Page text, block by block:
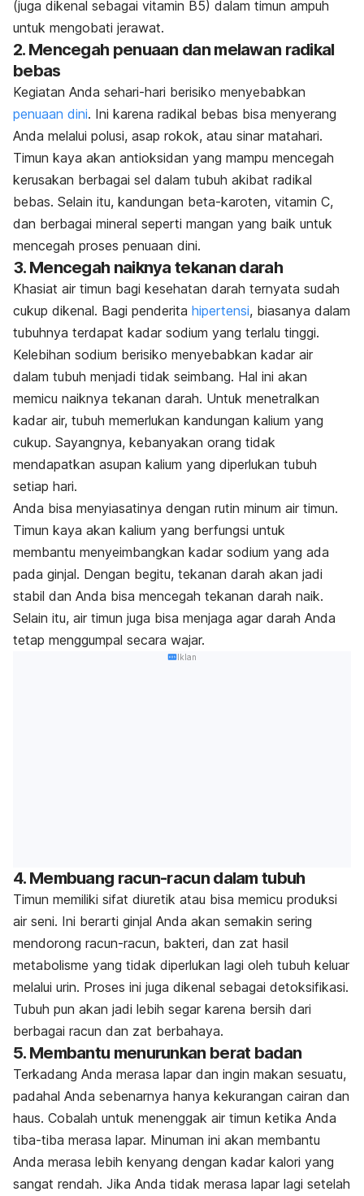
(juga dikenal sebagai vitamin B5) dalam timun ampuh
untuk mengobati jerawat.
2. Mencegah penuaan dan melawan radikal
bebas
Kegiatan Anda sehari-hari berisiko menyebabkan
penuaan dini. Ini karena radikal bebas bisa menyerang
Anda melalui polusi, asap rokok, atau sinar matahari.
Timun kaya akan antioksidan yang mampu mencegah
kerusakan berbagai sel dalam tubuh akibat radikal
bebas. Selain itu, kandungan beta-karoten, vitamin C,
dan berbagai mineral seperti mangan yang baik untuk
mencegah proses penuaan dini.
3. Mencegah naiknya tekanan darah
Khasiat air timun bagi kesehatan darah ternyata sudah
cukup dikenal. Bagi penderita hipertensi, biasanya dalam
tubuhnya terdapat kadar sodium yang terlalu tinggi.
Kelebihan sodium berisiko menyebabkan kadar air
dalam tubuh menjadi tidak seimbang. Hal ini akan
memicu naiknya tekanan darah. Untuk menetralkan
kadar air, tubuh memerlukan kandungan kalium yang
cukup. Sayangnya, kebanyakan orang tidak
mendapatkan asupan kalium yang diperlukan tubuh
setiap hari.
Anda bisa menyiasatinya dengan rutin minum air timun.
Timun kaya akan kalium yang berfungsi untuk
membantu menyeimbangkan kadar sodium yang ada
pada ginjal. Dengan begitu, tekanan darah akan jadi
stabil dan Anda bisa mencegah tekanan darah naik.
Selain itu, air timun juga bisa menjaga agar darah Anda
tetap menggumpal secara wajar.
Iklan
4. Membuang racun-racun dalam tubuh
Timun memiliki sifat diuretik atau bisa memicu produksi
air seni. Ini berarti ginjal Anda akan semakin sering
mendorong racun-racun, bakteri, dan zat hasil
metabolisme yang tidak diperlukan lagi oleh tubuh keluar
melalui urin. Proses ini juga dikenal sebagai detoksifikasi.
Tubuh pun akan jadi lebih segar karena bersih dari
berbagai racun dan zat berbahaya.
5. Membantu menurunkan berat badan
Terkadang Anda merasa lapar dan ingin makan sesuatu,
padahal Anda sebenarnya hanya kekurangan cairan dan
haus. Cobalah untuk menenggak air timun ketika Anda
tiba-tiba merasa lapar. Minuman ini akan membantu
Anda merasa lebih kenyang dengan kadar kalori yang
sangat rendah. Jika Anda tidak merasa lapar lagi setelah